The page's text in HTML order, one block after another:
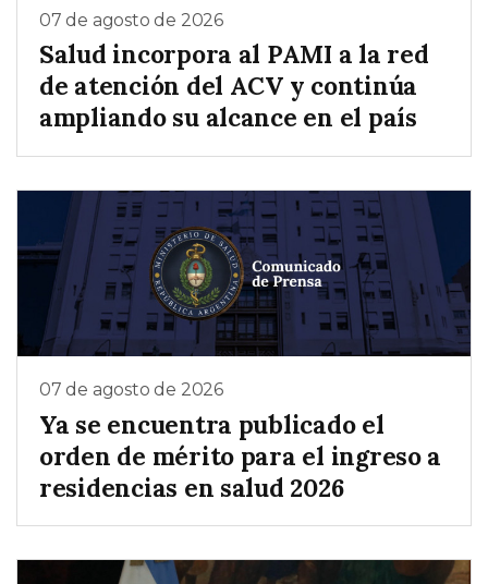
07 de agosto de 2026
Salud incorpora al PAMI a la red
de atención del ACV y continúa
ampliando su alcance en el país
07 de agosto de 2026
Ya se encuentra publicado el
orden de mérito para el ingreso a
residencias en salud 2026